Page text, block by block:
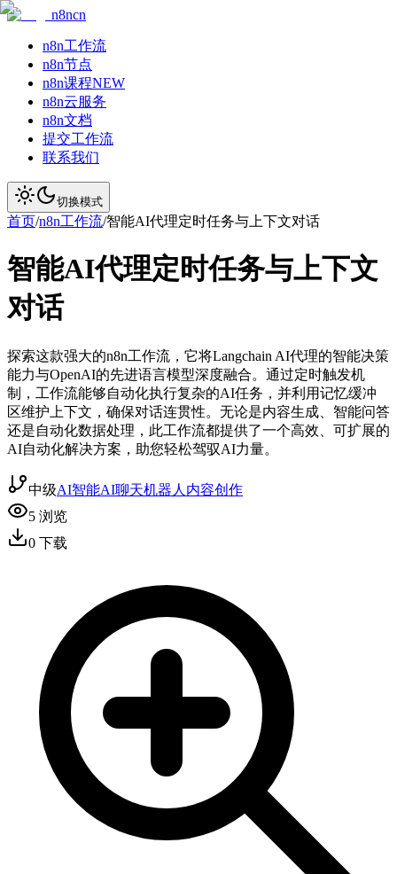
n8ncn
n8n工作流
n8n节点
n8n课程NEW
n8n云服务
n8n文档
提交工作流
联系我们
切换模式
首页/n8n工作流/智能AI代理定时任务与上下文对话
智能AI代理定时任务与上下文
对话
探索这款强大的n8n工作流，它将Langchain AI代理的智能决策
能力与OpenAI的先进语言模型深度融合。通过定时触发机
制，工作流能够自动化执行复杂的AI任务，并利用记忆缓冲
区维护上下文，确保对话连贯性。无论是内容生成、智能问答
还是自动化数据处理，此工作流都提供了一个高效、可扩展的
AI自动化解决方案，助您轻松驾驭AI力量。
中级AI智能AI聊天机器人 内容创作
5 浏览
0 下载